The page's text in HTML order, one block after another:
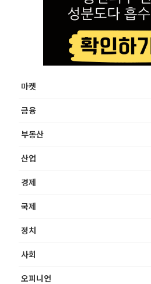
마켓
금융
부동산
산업
경제
국제
정치
사회
오피니언